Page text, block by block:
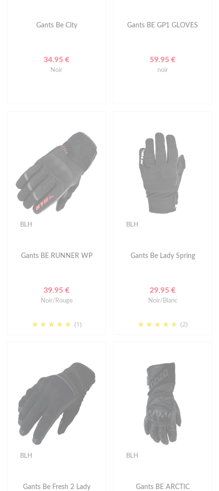
Gants Be City
34.95 €
Noir
Gants BE GP1 GLOVES
59.95 €
noir
BLH
Gants BE RUNNER WP
39.95 €
Noir/Rouge
(1)
BLH
Gants Be Lady Spring
29.95 €
Noir/Blanc
(2)
BLH
Gants Be Fresh 2 Lady
BLH
Gants BE ARCTIC